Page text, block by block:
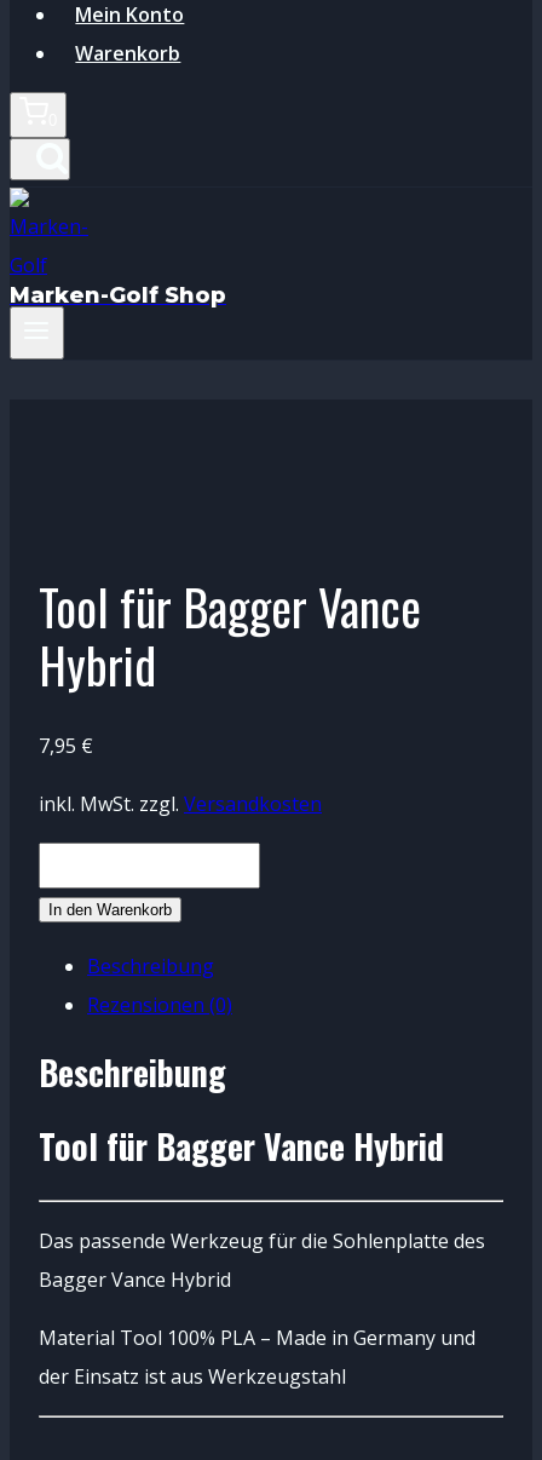
Mein Konto
Warenkorb
Marken-Golf Shop
Tool für Bagger Vance
Hybrid
7,95 €
inkl. MwSt. zzgl. Versandkosten
für
Vance
Hybrid
Menge
In den Warenkorb
Beschreibung
Rezensionen (0)
Beschreibung
Tool für Bagger Vance Hybrid
Das passende Werkzeug für die Sohlenplatte des
Bagger Vance Hybrid
Material Tool 100% PLA – Made in Germany und
der Einsatz ist aus Werkzeugstahl